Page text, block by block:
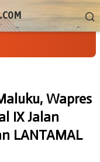
Wapres
IX Jalan
LANTAMAL